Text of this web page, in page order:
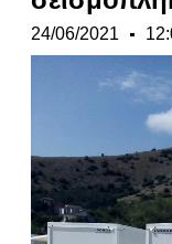
24/06/2021